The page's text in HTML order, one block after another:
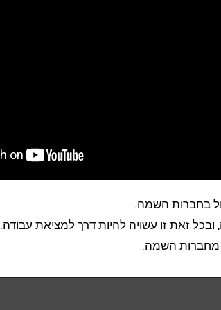
בחברות השמה.
זאת זו עשויה להיות דרך למציאת עבודה.
מחברות השמה.